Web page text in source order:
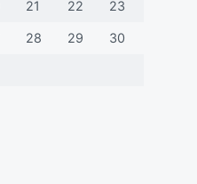
21 22 23
28 29 30